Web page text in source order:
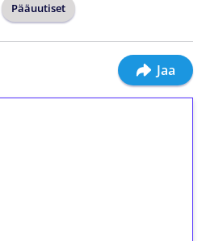
Pääuutiset
Jaa